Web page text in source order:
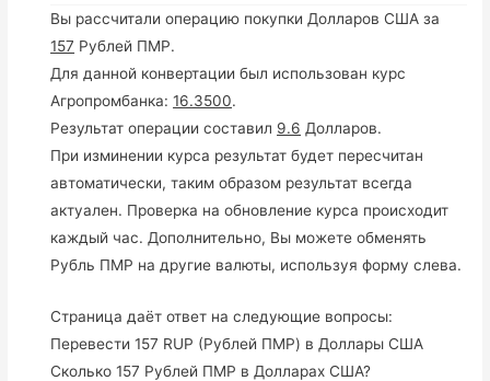
Вы рассчитали операцию покупки Долларов США за
157 Рублей ПМР.
Для данной конвертации был использован курс
Агропромбанка:16.3500.
Результат операции составил 9.6 Долларов.
При изминении курса результат будет пересчитан
автоматически, таким образом результат всегда
актуален. Проверка на обновление курса происходит
каждый час. Дополнительно, Вы можете обменять
Рубль ПМР на другие валюты, используя форму слева.
Страница даёт ответ на следующие вопросы:
Перевести 157 RUP (Рублей ПМР) в Доллары США
Сколько 157 Рублей ПМР в Долларах США?